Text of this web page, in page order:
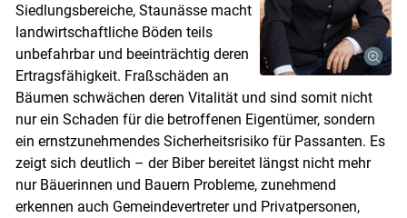
Siedlungsbereiche, Staunässe macht
landwirtschaftliche Böden teils
unbefahrbar und beeinträchtig deren
Ertragsfähigkeit. Fraßschäden an
Bäumen schwächen deren Vitalität und sind somit nicht
nur ein Schaden für die betroffenen Eigentümer, sondern
ein ernstzunehmendes Sicherheitsrisiko für Passanten. Es
zeigt sich deutlich – der Biber bereitet längst nicht mehr
nur Bäuerinnen und Bauern Probleme, zunehmend
erkennen auch Gemeindevertreter und Privatpersonen,